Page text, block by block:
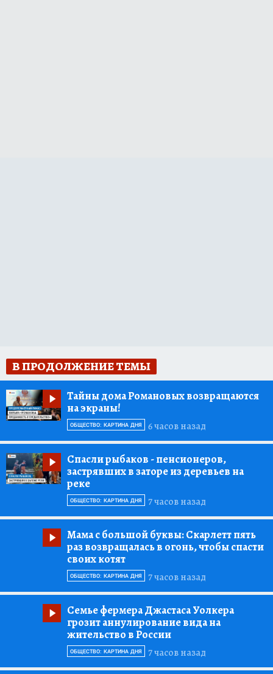
В ПРОДОЛЖЕНИЕ ТЕМЫ
Тайны дома Романовых возвращаются
на экраны!
6 часов назад
ОБЩЕСТВО: КАРТИНА ДНЯ
Спасли рыбаков - пенсионеров,
застрявших в заторе из деревьев на
реке
7 часов назад
ОБЩЕСТВО: КАРТИНА ДНЯ
Мама с большой буквы:Скарлетт пять
раз возвращалась в огонь, чтобы спасти
своих котят
7 часов назад
ОБЩЕСТВО: КАРТИНА ДНЯ
Семье фермера Джастаса Уолкера
грозит аннулирование вида на
жительство в России
7 часов назад
ОБЩЕСТВО: КАРТИНА ДНЯ